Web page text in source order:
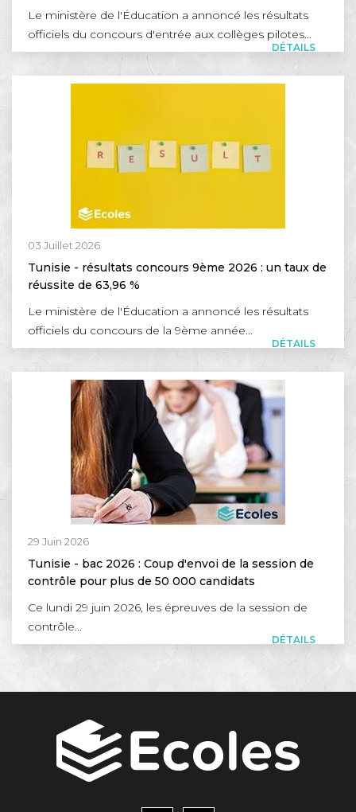
Le ministère de l'Éducation a annoncé les résultats
officiels du concours d'entrée aux collèges pilotes...
DÉTAILS
03 Juillet 2026
Tunisie - résultats concours 9ème 2026 : un taux de
réussite de 63,96 %
Le ministère de l'Éducation a annoncé les résultats
officiels du concours de la 9ème année...
DÉTAILS
29 Juin 2026
Tunisie - bac 2026 : Coup d'envoi de la session de
contrôle pour plus de 50 000 candidats
Ce lundi 29 juin 2026, les épreuves de la session de
contrôle...
DÉTAILS